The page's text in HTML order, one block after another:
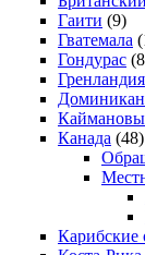
Гаити (9)
Гватемала
Гондурас
Гренландия
Каймановы
Канада (48)
Карибские